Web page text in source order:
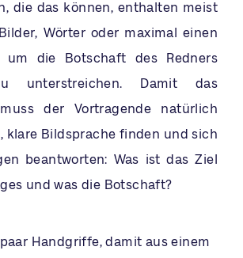
die das können, enthalten meist
Wörter oder maximal einen
um die Botschaft des Redners
unterstreichen. Damit das
der Vortragende natürlich
klare Bildsprache finden und sich
beantworten: Was ist das Ziel
und was die Botschaft?
Handgriffe, damit aus einem